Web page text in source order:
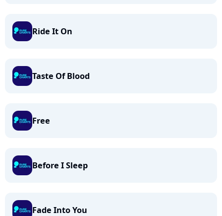
Ride It On
Taste Of Blood
Free
Before I Sleep
Fade Into You